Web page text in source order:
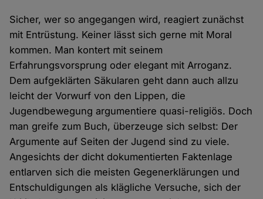
Sicher, wer so angegangen wird, reagiert zunächst
mit Entrüstung. Keiner lässt sich gerne mit Moral
kommen. Man kontert mit seinem
Erfahrungsvorsprung oder elegant mit Arroganz.
Dem aufgeklärten Säkularen geht dann auch allzu
leicht der Vorwurf von den Lippen, die
Jugendbewegung argumentiere quasi-religiös. Doch
man greife zum Buch, überzeuge sich selbst: Der
Argumente auf Seiten der Jugend sind zu viele.
Angesichts der dicht dokumentierten Faktenlage
entlarven sich die meisten Gegenerklärungen und
Entschuldigungen als klägliche Versuche, sich der